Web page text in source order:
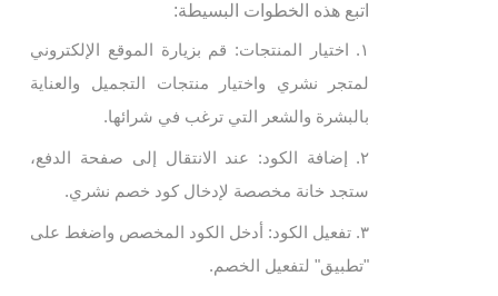
اتبع هذه الخطوات البسيطة:
اختيار المنتجات: قم بزيارة الموقع الإلكتروني
لمتجر نشري واختيار منتجات التجميل والعناية
بالبشرة والشعر التي ترغب في شرائها.
إضافة الكود: عند الانتقال إلى صفحة الدفع،
ستجد خانة مخصصة لإدخال كود خصم نشري.
تفعيل الكود: أدخل الكود المخصص واضغط على
"تطبيق" لتفعيل الخصم.